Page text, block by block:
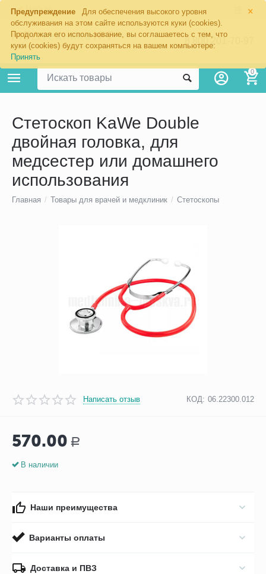
×
Предупреждение
Для обеспечения высокого уровня
обслуживания на этом сайте используются куки (cookies).
Продолжая его использование, вы соглашаетесь с тем, что
куки (cookies) будут сохраняться на вашем компьютере:
Принять
Москва
8 800 201-70-97
0
Стетоскоп KaWe Double
двойная головка, для
медсестер или домашнего
использования
Главная / Товары для врачей и медклиник / Стетоскопы
Написать отзыв КОД: 06.22300.012
570.00 Р
В наличии
Наши преимущества
Варианты оплаты
Доставка и ПВЗ